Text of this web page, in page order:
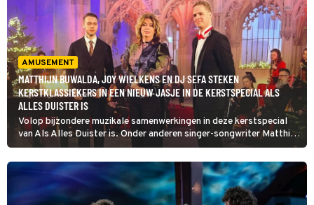
AMUSEMENT
MATTHIJN BUWALDA, JOY WIELKENS EN DJ SEFA STEKEN
KERSTKLASSIEKERS IN EEN NIEUW JASJE IN DE KERSTSPECIAL ALS
ALLES DUISTER IS
Volop bijzondere muzikale samenwerkingen in deze kerstspecial
van Als Alles Duister is. Onder anderen singer-songwriter Matthijn
Buwalda, actrice Joy Wielkens en dj Sefa steken kerstklassiekers
in een nieuwe jas. Annemiek Schrijver presenteert.